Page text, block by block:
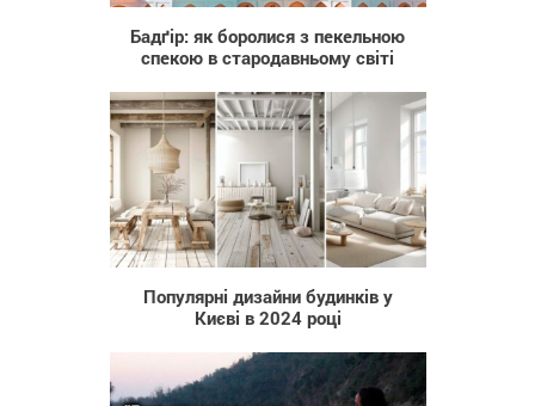
Бадґір: як боролися з пекельною
спекою в стародавньому світі
100
Популярні дизайни будинків у
Києві в 2024 році